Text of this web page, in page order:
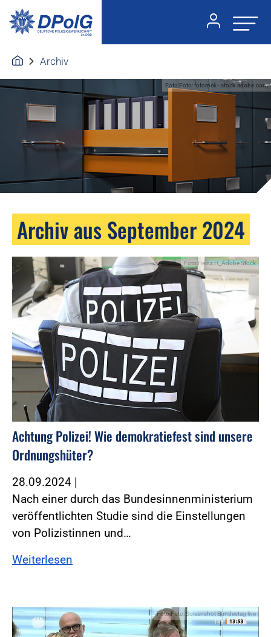
Archiv
Foto:Foto: fotomek - stock.adobe.com
Archiv aus September 2024
Foto:Heinz H_Adobe Stock
Achtung Polizei! Wie demokratiefest sind unsere
Ordnungshüter?
28.09.2024 |
Nach einer durch das Bundesinnenministerium
veröffentlichten Studie sind die Einstellungen
von Polizistinnen und…
Weiterlesen
Foto:Foto: Screenshot Bundestag live